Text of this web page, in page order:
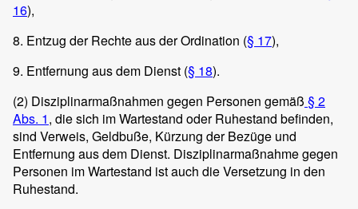
16),
8. Entzug der Rechte aus der Ordination (§ 17),
9. Entfernung aus dem Dienst (§ 18).
(2) Disziplinarmaßnahmen gegen Personen gemäß § 2
Abs. 1, die sich im Wartestand oder Ruhestand befinden,
sind Verweis, Geldbuße, Kürzung der Bezüge und
Entfernung aus dem Dienst. Disziplinarmaßnahme gegen
Personen im Wartestand ist auch die Versetzung in den
Ruhestand.